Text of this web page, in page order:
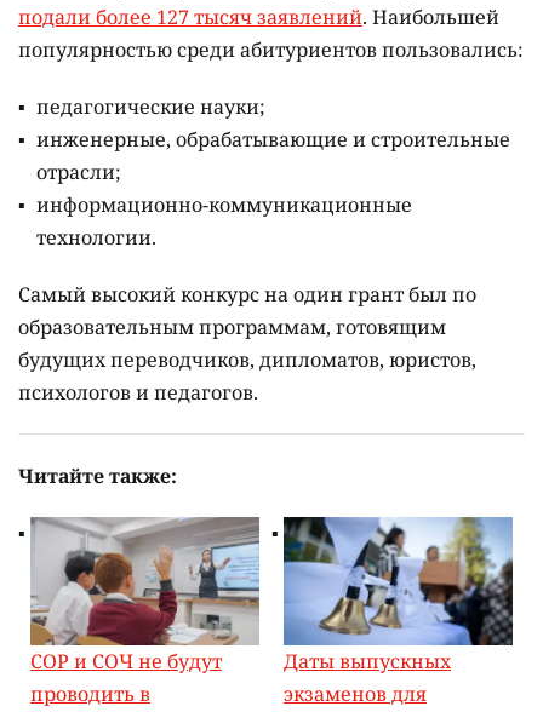
подали более 127 тысяч заявлений. Наибольшей
популярностью среди абитуриентов пользовались:
педагогические науки;
инженерные, обрабатывающие и строительные
отрасли;
информационно-коммуникационные
технологии.
Самый высокий конкурс на один грант был по
образовательным программам, готовящим
будущих переводчиков, дипломатов, юристов,
психологов и педагогов.
Читайте также:
СОР и СОЧ не будут
проводить в
Даты выпускных
экзаменов для